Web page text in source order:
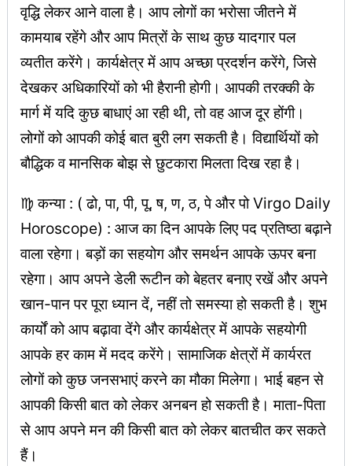
वृद्धि लेकर आने वाला है। आप लोगों का भरोसा जीतने में
कामयाब रहेंगे और आप मित्रों के साथ कुछ यादगार पल
व्यतीत करेंगे। कार्यक्षेत्र में आप अच्छा प्रदर्शन करेंगे, जिसे
देखकर अधिकारियों को भी हैरानी होगी। आपकी तरक्की के
मार्ग में यदि कुछ बाधाएं आ रही थी, तो वह आज दूर होंगी।
लोगों को आपकी कोई बात बुरी लग सकती है। विद्यार्थियों को
बौद्धिक व मानसिक बोझ से छुटकारा मिलता दिख रहा है।
♍ कन्या : ( ढो, पा, पी, पू, ष, ण, ठ, पे और पो Virgo Daily
Horoscope) : आज का दिन आपके लिए पद प्रतिष्ठा बढ़ाने
वाला रहेगा। बड़ों का सहयोग और समर्थन आपके ऊपर बना
रहेगा। आप अपने डेली रूटीन को बेहतर बनाए रखें और अपने
खान-पान पर पूरा ध्यान दें, नहीं तो समस्या हो सकती है। शुभ
कार्यों को आप बढ़ावा देंगे और कार्यक्षेत्र में आपके सहयोगी
आपके हर काम में मदद करेंगे। सामाजिक क्षेत्रों में कार्यरत
लोगों को कुछ जनसभाएं करने का मौका मिलेगा। भाई बहन से
आपकी किसी बात को लेकर अनबन हो सकती है। माता-पिता
से आप अपने मन की किसी बात को लेकर बातचीत कर सकते
हैं।